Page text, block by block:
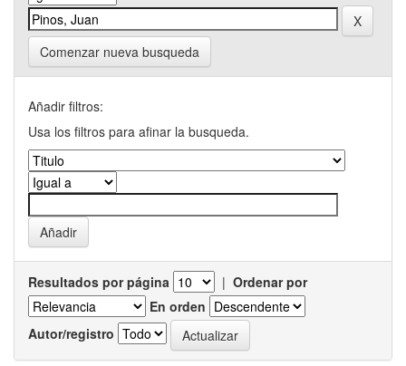
Comenzar nueva busqueda
Añadir filtros:
Usa los filtros para afinar la busqueda.
Resultados por página | Ordenar por
En orden
Autor/registro